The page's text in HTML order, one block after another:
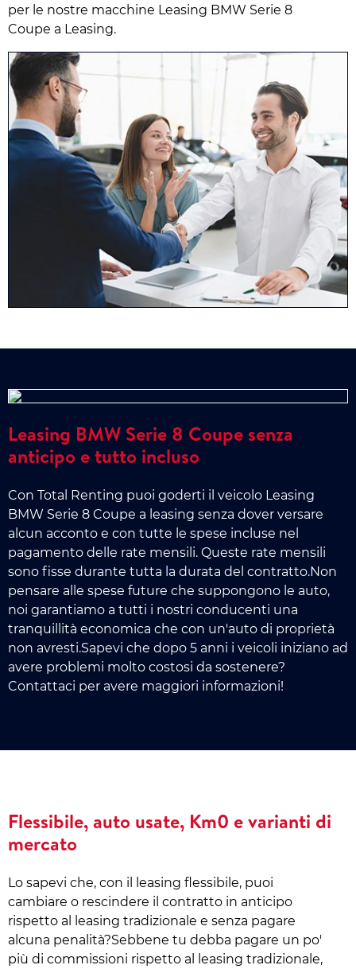
per le nostre macchine Leasing BMW Serie 8
Coupe a Leasing.
Leasing BMW Serie 8 Coupe senza
anticipo e tutto incluso
Con Total Renting puoi goderti il veicolo Leasing
BMW Serie 8 Coupe a leasing senza dover versare
alcun acconto e con tutte le spese incluse nel
pagamento delle rate mensili. Queste rate mensili
sono fisse durante tutta la durata del contratto.Non
pensare alle spese future che suppongono le auto,
noi garantiamo a tutti i nostri conducenti una
tranquillità economica che con un'auto di proprietà
non avresti.Sapevi che dopo 5 anni i veicoli iniziano ad
avere problemi molto costosi da sostenere?
Contattaci per avere maggiori informazioni!
Flessibile, auto usate, Km0 e varianti di
mercato
Lo sapevi che, con il leasing flessibile, puoi
cambiare o rescindere il contratto in anticipo
rispetto al leasing tradizionale e senza pagare
alcuna penalità?Sebbene tu debba pagare un po'
più di commissioni rispetto al leasing tradizionale,